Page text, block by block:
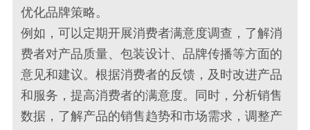
优化品牌策略。
例如，可以定期开展消费者满意度调查，了解消
费者对产品质量、包装设计、品牌传播等方面的
意见和建议。根据消费者的反馈，及时改进产品
和服务，提高消费者的满意度。同时，分析销售
数据，了解产品的销售趋势和市场需求，调整产